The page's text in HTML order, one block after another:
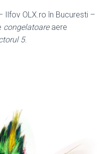
Ilfov OLX.ro în Bucuresti –
congelatoareaere
5.